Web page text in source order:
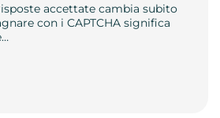
accettate cambia subito
con i CAPTCHA significa